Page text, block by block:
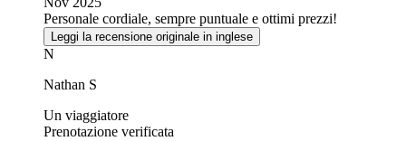
Personale cordiale, sempre puntuale e ottimi prezzi!
Leggi la recensione originale in inglese
N
Nathan S
Un viaggiatore
Prenotazione verificata